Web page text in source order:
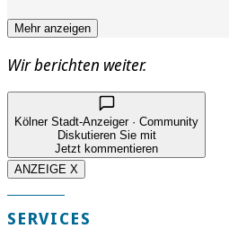
Mehr anzeigen
Wir berichten weiter.
Kölner Stadt-Anzeiger · Community
Diskutieren Sie mit
Jetzt kommentieren
ANZEIGE X
SERVICES